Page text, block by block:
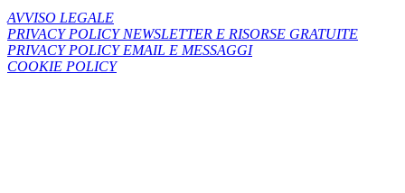
AVVISO LEGALE
PRIVACY POLICY NEWSLETTER E RISORSE GRATUITE
PRIVACY POLICY EMAIL E MESSAGGI
COOKIE POLICY